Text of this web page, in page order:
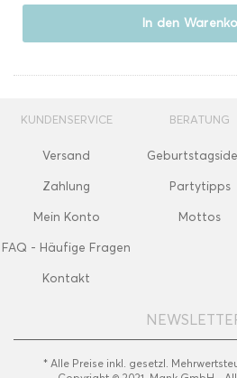
In den
KUNDENSERVICE
Versand
Zahlung
Mein Konto
FAQ - Häufige Fragen
Kontakt
BERATUNG
Partytipps
Mottos
* Alle Preise inkl. gesetzl.